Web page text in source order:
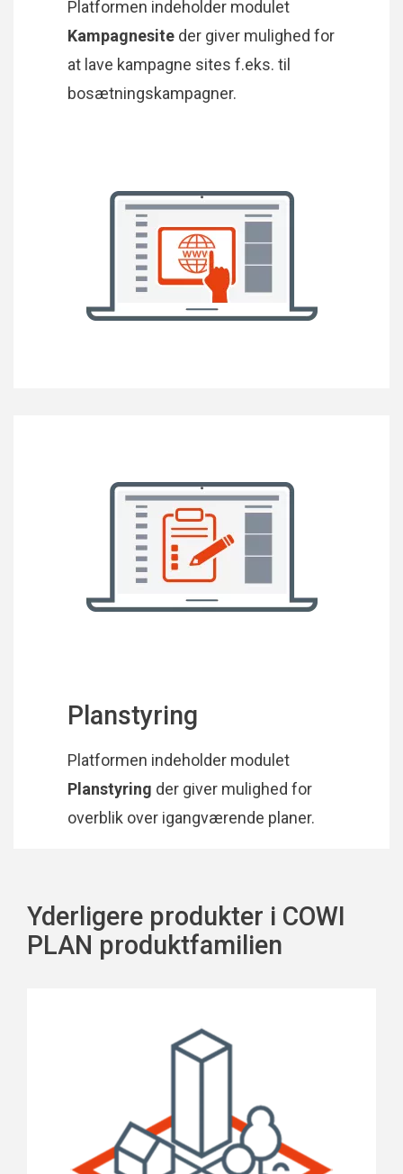
Platformen indeholder modulet
Kampagnesite der giver mulighed for
at lave kampagne sites f.eks. til
bosætningskampagner.
Planstyring
Platformen indeholder modulet
Planstyring der giver mulighed for
overblik over igangværende planer.
Yderligere produkter i COWI
PLAN produktfamilien